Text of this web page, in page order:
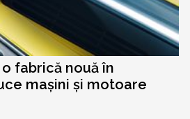
fabrică nouă în
mașini și motoare